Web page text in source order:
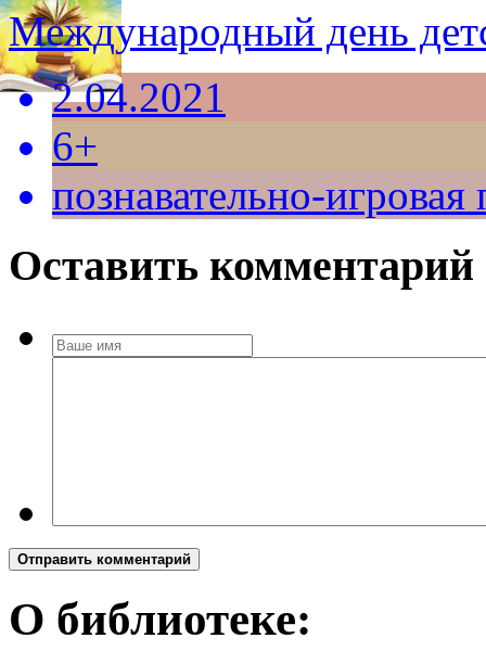
Международный день
2.04.2021
6+
познавательно-
Оставить комментарий
Отправить комментарий
О библиотеке: